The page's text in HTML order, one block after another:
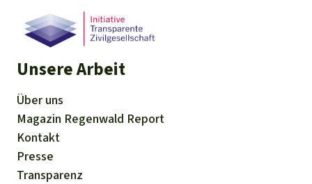
Unsere Arbeit
Über uns
Magazin Regenwald Report
Kontakt
Presse
Transparenz